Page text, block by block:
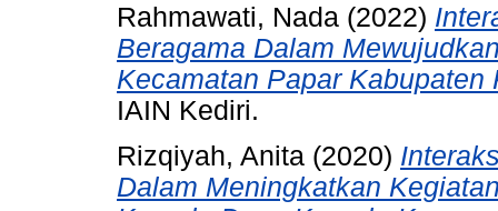
Rahmawati, Nada (2022)
Beragama Dalam
Kecamatan Papar Kabupaten
IAIN Kediri.
Rizqiyah, Anita (2020)
Dalam Meningkatkan